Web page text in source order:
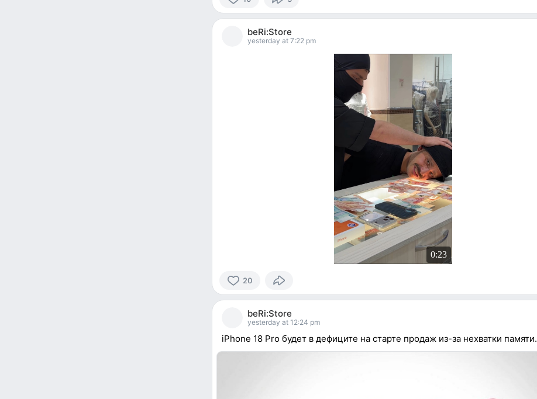
10
reactedbeRi:Store
yesterday at 7:22 pm
0:23
20
20
reactedbeRi:Store
yesterday at 12:24 pm
iPhone 18 Pro будет в дефиците на старте продаж из-за нехватки памяти.